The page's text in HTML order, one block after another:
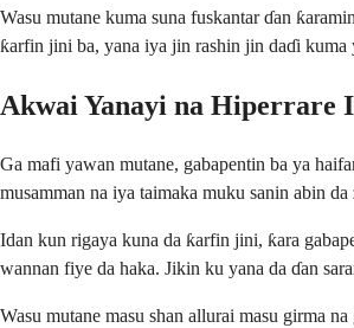
Wasu mutane kuma suna fuskantar ɗan
ƙarfin jini ba, yana iya jin rashin jin daɗi kuma
Akwai Yanayi na Hiperrare
Ga mafi yawan mutane, gabapentin ba ya
musamman na iya taimaka muku sanin abin da
Idan kun rigaya kuna da ƙarfin jini, ƙara
wannan fiye da haka. Jikin ku yana da ɗan
Wasu mutane masu shan allurai masu girma